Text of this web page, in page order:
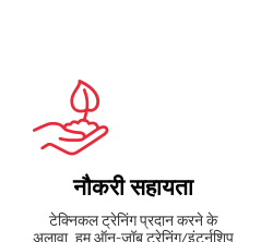
नौकरी सहायता
टेक्निकल ट्रेनिंग प्रदान करने के
अलावा, हम ऑन-जॉब ट्रेनिंग/इंटर्नशिप